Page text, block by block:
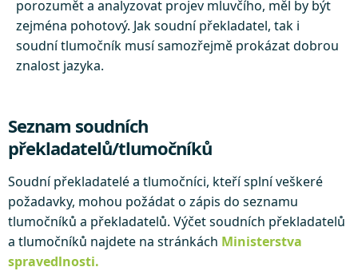
porozumět a analyzovat projev mluvčího, měl by být
zejména pohotový. Jak soudní překladatel, tak i
soudní tlumočník musí samozřejmě prokázat dobrou
znalost jazyka.
Seznam soudních
překladatelů/tlumočníků
Soudní překladatelé a tlumočníci, kteří splní veškeré
požadavky, mohou požádat o zápis do seznamu
tlumočníků a překladatelů. Výčet soudních překladatelů
a tlumočníků najdete na stránkách Ministerstva
spravedlnosti.